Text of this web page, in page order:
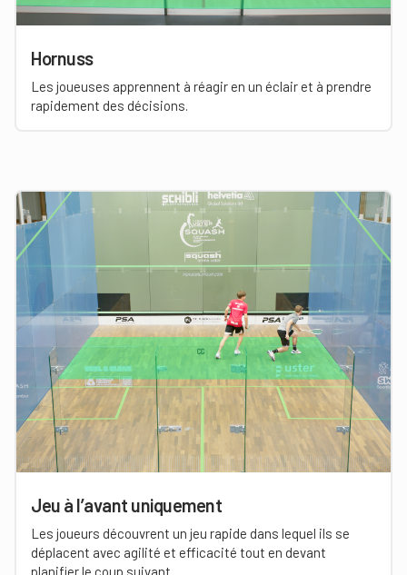
Hornuss
Les joueuses apprennent à réagir en un éclair et à prendre
rapidement des décisions.
Jeu à l’avant uniquement
Les joueurs découvrent un jeu rapide dans lequel ils se
déplacent avec agilité et efficacité tout en devant
planifier le coup suivant.